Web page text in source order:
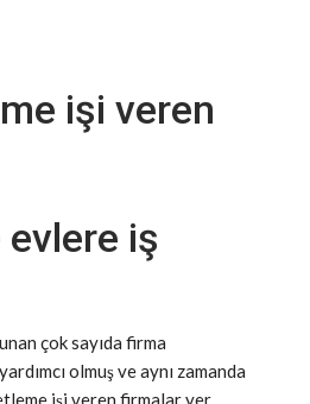
işi veren
iş
çok sayıda firma
olmuş ve aynı zamanda
işi veren firmalar yer